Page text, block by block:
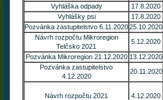
Vyhláška odpady 17.8.2020
Vyhlášky psi
17.8.2020
Pozvánka zastupitelstvo 6.11.202025.10.2020
Návrh rozpočtu Mikroregion
Telčsko 2021
5.12.2020
Pozvánka Mikroregion 21.12.2020 13.12.2020
Pozvánka zastupitelstvo
4.12.2020
20.11.2020
Návrh rozpočtu 2021 4.12.2020